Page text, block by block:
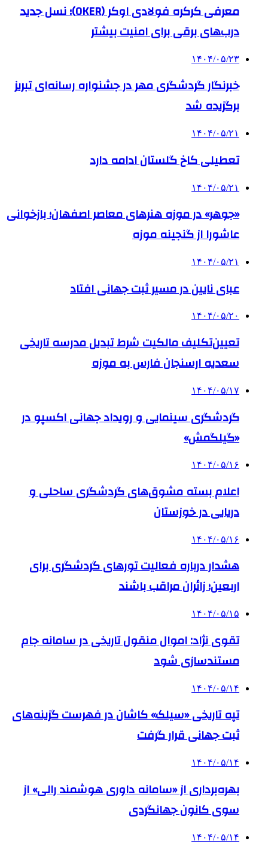
معرفی کرکره فولادی اوکر (OKER)؛ نسل جدید
درب‌های برقی برای امنیت بیشتر
۱۴۰۴/۰۵/۲۳
خبرنگار گردشگری مهر در جشنواره رسانه‌ای تبریز
برگزیده شد
۱۴۰۴/۰۵/۲۱
تعطیلی کاخ گلستان ادامه دارد
۱۴۰۴/۰۵/۲۱
«جوهر» در موزه هنرهای معاصر اصفهان؛ بازخوانی
عاشورا از گنجینه موزه
۱۴۰۴/۰۵/۲۱
عبای نایین در مسیر ثبت جهانی افتاد
۱۴۰۴/۰۵/۲۰
تعیین‌تکلیف مالکیت شرط تبدیل مدرسه تاریخی
سعدیه ارسنجان فارس به موزه
۱۴۰۴/۰۵/۱۷
گردشگری سینمایی و رویداد جهانی اکسپو در
«گیلگمش»
۱۴۰۴/۰۵/۱۶
اعلام بسته مشوق‌های گردشگری ساحلی و
دریایی در خوزستان
۱۴۰۴/۰۵/۱۶
هشدار درباره فعالیت تورهای گردشگری برای
اربعین؛ زائران مراقب باشند
۱۴۰۴/۰۵/۱۵
تقوی نژاد: اموال منقول تاریخی در سامانه جام
مستندسازی شود
۱۴۰۴/۰۵/۱۴
تپه تاریخی «سیلک» کاشان در فهرست گزینه‌های
ثبت جهانی قرار گرفت
۱۴۰۴/۰۵/۱۴
بهره‌برداری از «سامانه داوری هوشمند رالی» از
سوی کانون جهانگردی
۱۴۰۴/۰۵/۱۴